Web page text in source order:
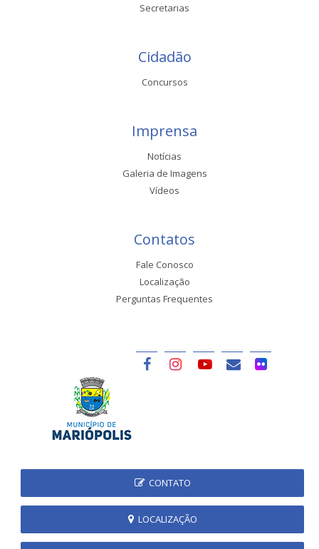
Secretarias
Cidadão
Concursos
Imprensa
Notícias
Galeria de Imagens
Vídeos
Contatos
Fale Conosco
Localização
Perguntas Frequentes
CONTATO
LOCALIZAÇÃO